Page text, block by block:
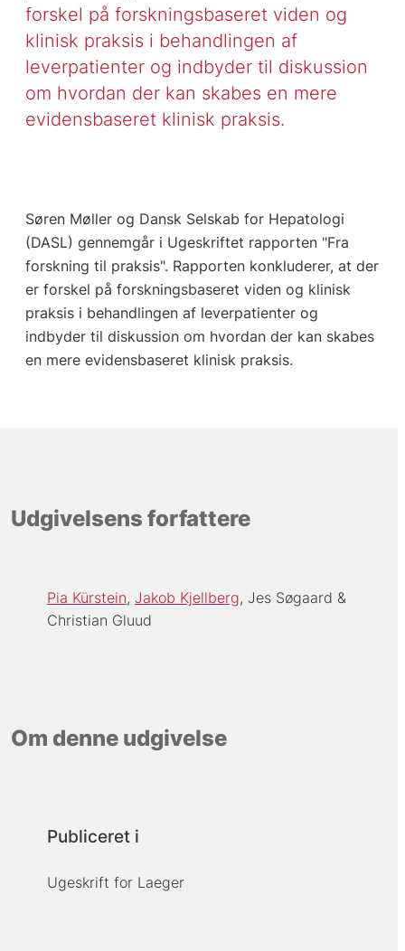
forskel på forskningsbaseret viden og
klinisk praksis i behandlingen af
leverpatienter og indbyder til diskussion
om hvordan der kan skabes en mere
evidensbaseret klinisk praksis.
Søren Møller og Dansk Selskab for Hepatologi
(DASL) gennemgår i Ugeskriftet rapporten "Fra
forskning til praksis". Rapporten konkluderer, at der
er forskel på forskningsbaseret viden og klinisk
praksis i behandlingen af leverpatienter og
indbyder til diskussion om hvordan der kan skabes
en mere evidensbaseret klinisk praksis.
Udgivelsens forfattere
Pia Kürstein Jakob Kjellberg Jes Søgaard
Christian Gluud
Om denne udgivelse
Publiceret i
Ugeskrift for Laeger